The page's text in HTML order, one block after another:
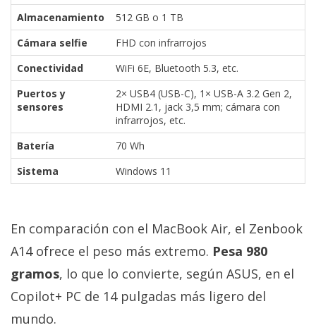
Almacenamiento
512 GB o 1 TB
Cámara selfie
FHD con infrarrojos
Conectividad
WiFi 6E, Bluetooth 5.3, etc.
Puertos y
sensores
2× USB4 (USB-C), 1× USB-A 3.2 Gen 2,
HDMI 2.1, jack 3,5 mm; cámara con
infrarrojos, etc.
Batería
70 Wh
Sistema
Windows 11
En comparación con el MacBook Air, el Zenbook
A14 ofrece el peso más extremo. Pesa 980
gramos, lo que lo convierte, según ASUS, en el
Copilot+ PC de 14 pulgadas más ligero del
mundo.